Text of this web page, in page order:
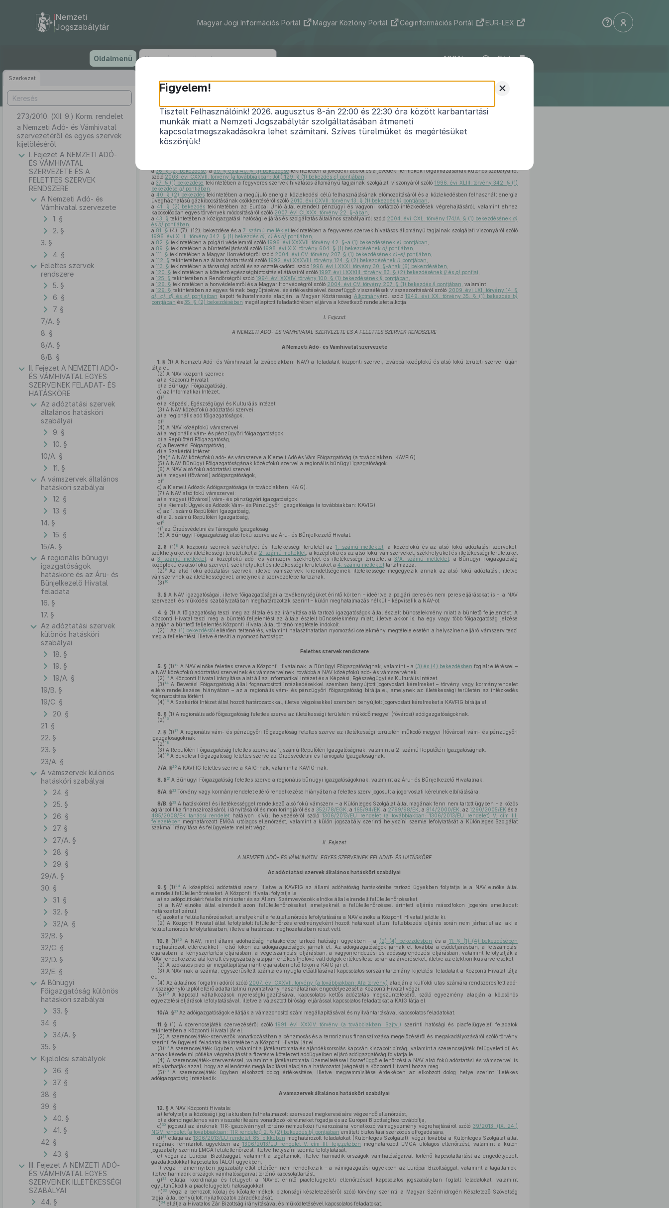
tartalomra
Nemzeti
Jogszabálytár
Magyar Jogi Információs Portál Magyar Közlöny Portál Céginformációs Portál EUR-LEX
Oldalmenü ELI
Szerkezet
273/2010. (XII. 9.) Korm. rendelet
a Nemzeti Adó- és Vámhivatal
szervezetéről és egyes szervek
kijelöléséről
I. Fejezet A NEMZETI ADÓ-
ÉS VÁMHIVATAL
SZERVEZETE ÉS A
FELETTES SZERVEK
RENDSZERE
A Nemzeti Adó- és
Vámhivatal szervezete
1. §
2. §
3. §
4. §
Felettes szervek
rendszere
5. §
6. §
7. §
7/A. §
8. §
8/A. §
8/B. §
II. Fejezet A NEMZETI ADÓ-
ÉS VÁMHIVATAL EGYES
SZERVEINEK FELADAT- ÉS
HATÁSKÖRE
Az adóztatási szervek
általános hatásköri
szabályai
9. §
10. §
10/A. §
11. §
A vámszervek általános
hatásköri szabályai
12. §
13. §
14. §
15. §
15/A. §
A regionális bűnügyi
igazgatóságok
hatásköre és az Áru- és
Bűnjelkezelő Hivatal
feladata
16. §
17. §
Az adóztatási szervek
különös hatásköri
szabályai
18. §
19. §
19/A. §
19/B. §
19/C. §
20. §
21. §
22. §
23. §
23/A. §
A vámszervek különös
hatásköri szabályai
24. §
25. §
26. §
27. §
27/A. §
28. §
29. §
29/A. §
30. §
31. §
32. §
32/A. §
32/B. §
32/C. §
32/D. §
32/E. §
A Bűnügyi
Főigazgatóság különös
hatásköri szabályai
33. §
34. §
34/A. §
35. §
Kijelölési szabályok
36. §
37. §
38. §
39. §
40. §
41. §
42. §
43. §
III. Fejezet A NEMZETI ADÓ-
ÉS VÁMHIVATAL EGYES
SZERVEINEK ILLETÉKESSÉGI
SZABÁLYAI
44. §
273/2010. (XII. 9.) Korm. rendelet
a Nemzeti Adó- és Vámhivatal szervezetéről és egyes szervek kijelöléséről
Hatályos: 2015. 01. 01. – 2015. 12. 31.
a36. § (2) bekezdése, a39. § és a 40. § (1) bekezdésetekintetében a jövedéki adóról és a jövedéki termékek forgalmazásának különös szabályairól
szóló 2003. évi CXXVII. törvény (a továbbiakban: Jöt.) 129. § (1) bekezdés c) pontjában
a37. § (1) bekezdése tekintetében a fegyveres szervek hivatásos állományú tagjainak szolgálati viszonyáról szóló 1996. évi XLIII. törvény 342. § (1)
bekezdése g) pontjában
a 40. § (2) bekezdéstekintetében a megújuló energia közlekedési célú felhasználásának előmozdításáról és a közlekedésben felhasznált energia
üvegházhatású gázkibocsátásának csökkentéséről szóló 2010. évi CXVII. törvény 13. § (1) bekezdés k) pontjában
a 41. § (2) bekezdés tekintetében az Európai Unió által elrendelt pénzügyi és vagyoni korlátozó intézkedések végrehajtásáról, valamint ehhez
kapcsolódóan egyes törvények módosításáról szóló 2007. évi CLXXX. törvény 22. §-ában
a 43. § tekintetében a közigazgatási hatósági eljárás és szolgáltatás általános szabályairól szóló 2004. évi CXL. törvény 174/A. § (1) bekezdéséneka)
és b) pontjában
a 81. § (4), (7), (12), bekezdése és a 7. számú melléklettekintetében a fegyveres szervek hivatásos állományú tagjainak szolgálati viszonyáról szóló
1996. évi XLIII. törvény 342. § (1) bekezdés a), c) és d) pontjában
a 82. § tekintetében a polgári védelemről szóló 1996. évi XXXVII. törvény 42. §-a (1) bekezdésének e) pontjában
a 89. § tekintetében a büntetőeljárásról szóló 1998. évi XIX. törvény 604. § (1) bekezdésének a) pontjában
a 111. § tekintetében a Magyar Honvédségről szóló 2004. évi CV. törvény 207. § (1) bekezdésének c)–e) pontjában
a 112. § tekintetében az államháztartásról szóló 1992. évi XXXVIII. törvény 124. § (2) bekezdésének l) pontjában
a 113. § tekintetében a társasági adóról és az osztalékadóról szóló 1996. évi LXXXI. törvény 30. §-ának (6) bekezdésében
a 120. § tekintetében a kötelező egészségbiztosítás ellátásairól szóló 1997. évi LXXXIII. törvény 83. § (2) bekezdésének j) és p) pontjai
a 125. § tekintetében a Rendőrségről szóló 1994. évi XXXIV. törvény 100. § (1) bekezdésének j) pontjában
a 126. § tekintetében a honvédelemről és a Magyar Honvédségről szóló 2004. évi CV. törvény 207. § (1) bekezdés i) pontjában , valamint
a129. § tekintetében az egyes fémek begyűjtésével és értékesítésével összefüggő visszaélések visszaszorításáról szóló 2009. évi LXI. törvény 14. §
a), c), d) és e) pontjaiban kapott felhatalmazás alapján, a Magyar Köztársaság Alkotmányáról szóló1949. évi XX. törvény 35. § (1) bekezdésb)
pontjában és 35. § (2) bekezdésében megállapított feladatkörében eljárva a következő rendeletet alkotja:
I. Fejezet
A NEMZETI ADÓ- ÉS VÁMHIVATAL SZERVEZETE ÉS A FELETTES SZERVEK RENDSZERE
A Nemzeti Adó- és Vámhivatal szervezete
1. § (1) A Nemzeti Adó- és Vámhivatal (a továbbiakban: NAV) a feladatait központi szervei, továbbá középfokú és alsó fokú területi szervei útján
látja el.
(2) A NAV központi szervei:
a) a Központi Hivatal,
b) a Bűnügyi Főigazgatóság,
c) az Informatikai Intézet,
d) 2
e) a Képzési, Egészségügyi és Kulturális Intézet.
(3) A NAV középfokú adóztatási szervei:
a) a regionális adó főigazgatóságok,
b) 3
(4) A NAV középfokú vámszervei:
a) a regionális vám- és pénzügyőri főigazgatóságok,
b) a Repülőtéri Főigazgatóság,
c) a Bevetési Főigazgatóság,
d) a Szakértői Intézet.
(4a)4A NAV középfokú adó- és vámszerve a Kiemelt Adó és Vám Főigazgatóság (a továbbiakban: KAVFIG).
(5) A NAV Bűnügyi Főigazgatóságának középfokú szervei a regionális bűnügyi igazgatóságok.
(6) A NAV alsó fokú adóztatási szervei:
a) a megyei (fővárosi) adóigazgatóságok,
b)5
c) a Kiemelt Adózók Adóigazgatósága (a továbbiakban: KAIG).
(7) A NAV alsó fokú vámszervei:
a) a megyei (fővárosi) vám- és pénzügyőri igazgatóságok,
b) a Kiemelt Ügyek és Adózók Vám- és Pénzügyőri Igazgatósága (a továbbiakban: KAVIG),
c) az 1. számú Repülőtéri Igazgatóság,
d) a 2. számú Repülőtéri Igazgatóság,
e)6
f)7az Őrzésvédelmi és Támogató Igazgatóság.
(8) A Bűnügyi Főigazgatóság alsó fokú szerve az Áru- és Bűnjelkezelő Hivatal.
2. § (1)8A központi szervek székhelyét és illetékességi területét az1. számú melléklet , a középfokú és az alsó fokú adóztatási szerveket,
székhelyüket és illetékességi területüket a 2. számú melléklet , a középfokú és az alsó fokú vámszerveket, székhelyüket és illetékességi területüket
a 3. számú melléklet , a középfokú adó- és vámszerv székhelyét és illetékességi területét a3/A. számú melléklet, a Bűnügyi Főigazgatóság
középfokú és alsó fokú szerveit, székhelyüket és illetékességi területüket a 4. számú melléklettartalmazza.
(2)9Az alsó fokú adóztatási szervek, illetve vámszervek kirendeltségeinek illetékessége megegyezik annak az alsó fokú adóztatási, illetve
vámszervnek az illetékességével, amelynek a szervezetébe tartoznak.
(3) 10
3. § A NAV igazgatóságai, illetve főigazgatóságai a tevékenységüket érintő körben – ideértve a polgári peres és nem peres eljárásokat is –, a NAV
szervezeti és működési szabályzatában meghatározottak szerint – külön meghatalmazás nélkül – képviselik a NAV-ot.
4. § (1) A főigazgatóság teszi meg az általa és az irányítása alá tartozó igazgatóságok által észlelt bűncselekmény miatt a büntető feljelentést. A
Központi Hivatal teszi meg a büntető feljelentést az általa észlelt bűncselekmény miatt, illetve akkor is, ha egy vagy több főigazgatóság jelzése
alapján a büntető feljelentés Központi Hivatal által történő megtétele indokolt.
(2) 11 Az (1) bekezdéstől eltérően tettenérés, valamint halaszthatatlan nyomozási cselekmény megtétele esetén a helyszínen eljáró vámszerv teszi
meg a feljelentést, illetve értesíti a nyomozó hatóságot.
Felettes szervek rendszere
5. § (1) 12 A NAV elnöke felettes szerve a Központi Hivatalnak, a Bűnügyi Főigazgatóságnak, valamint – a (3) és (4) bekezdésben foglalt eltéréssel –
a NAV középfokú adóztatási szerveinek és vámszerveinek, továbbá a NAV középfokú adó- és vámszervének.
(2) 13A Központi Hivatal irányítása alatt áll az Informatikai Intézet és a Képzési, Egészségügyi és Kulturális Intézet.
(3) 14A Bevetési Főigazgatóság által foganatosított intézkedésekkel szemben benyújtott jogorvoslati kérelmeket – törvény vagy kormányrendelet
eltérő rendelkezése hiányában – az a regionális vám- és pénzügyőri főigazgatóság bírálja el, amelynek az illetékességi területén az intézkedés
foganatosítása történt.
(4) 15A Szakértői Intézet által hozott határozatokkal, illetve végzésekkel szemben benyújtott jogorvoslati kérelmeket a KAVFIG bírálja el.
6. § (1) A regionális adó főigazgatóság felettes szerve az illetékességi területén működő megyei (fővárosi) adóigazgatóságoknak.
(2) 16
7. § (1) 17A regionális vám- és pénzügyőri főigazgatóság felettes szerve az illetékességi területén működő megyei (fővárosi) vám- és pénzügyőri
igazgatóságoknak.
(2) 18
(3) A Repülőtéri Főigazgatóság felettes szerve az 1. számú Repülőtéri Igazgatóságnak, valamint a 2. számú Repülőtéri Igazgatóságnak.
(4) 19A Bevetési Főigazgatóság felettes szerve az Őrzésvédelmi és Támogató Igazgatóságnak.
7/A. §20 A KAVFIG felettes szerve a KAIG-nak, valamint a KAVIG-nak.
8. §21 A Bűnügyi Főigazgatóság felettes szerve a regionális bűnügyi igazgatóságoknak, valamint az Áru- és Bűnjelkezelő Hivatalnak.
8/A. §22 Törvény vagy kormányrendelet eltérő rendelkezése hiányában a felettes szerv jogosult a jogorvoslati kérelmek elbírálására.
8/B. §23 A hatáskörrel és illetékességgel rendelkező alsó fokú vámszerv – a Különleges Szolgálat által magának fenn nem tartott ügyben – a közös
agrárpolitika finanszírozásáról, irányításáról és monitoringjáról és a352/78/EGK , a 165/94/EK , a 2799/98/EK , a 814/2000/EK , az1290/2005/EK és a
485/2008/EK tanácsi rendelet hatályon kívül helyezéséről szóló1306/2013/EU rendelet (a továbbiakban: 1306/2013/EU rendelet) V. cím III.
fejezetében meghatározott EMGA utólagos ellenőrzést, valamint a külön jogszabály szerinti helyszíni szemle lefolytatását a Különleges Szolgálat
szakmai irányítása és felügyelete mellett végzi.
II. Fejezet
A NEMZETI ADÓ- ÉS VÁMHIVATAL EGYES SZERVEINEK FELADAT- ÉS HATÁSKÖRE
Az adóztatási szervek általános hatásköri szabályai
9. § (1) 24 A középfokú adóztatási szerv, illetve a KAVFIG az állami adóhatóság hatáskörébe tartozó ügyekben folytatja le a NAV elnöke által
elrendelt felülellenőrzéseket. A Központi Hivatal folytatja le
a) az adópolitikáért felelős miniszter és az Állami Számvevőszék elnöke által elrendelt felülellenőrzéseket,
b) a NAV elnöke által elrendelt azon felülellenőrzéseket, amelyeknél a felülellenőrzéssel érintett eljárás másodfokon jogerőre emelkedett
határozattal zárult,
c) azokat a felülellenőrzéseket, amelyeknél a felülellenőrzés lefolytatására a NAV elnöke a Központi Hivatalt jelölte ki.
(2) A Központi Hivatal által lefolytatott felülellenőrzés eredményeként hozott határozat elleni fellebbezési eljárás során nem járhat el az, aki a
felülellenőrzés lefolytatásában, illetve a határozat meghozatalában részt vett.
10. § (1) 25 A NAV, mint állami adóhatóság hatáskörébe tartozó hatósági ügyekben – a (2)–(4) bekezdésben és a 11. § (1)–(4) bekezdésében
meghatározott eltérésekkel – első fokon az adóigazgatóságok járnak el. Az adóigazgatóságok járnak el továbbá a csődeljárásban, a felszámolási
eljárásban, a kényszertörlési eljárásban, a végelszámolási eljárásban, a vagyonrendezési és adósságrendezési eljárásban, valamint lefolytatják a
NAV rendelkezése alá került és jogszabály alapján értékesíthetővé vált dolgok értékesítése során az árveréseket, illetve az elektronikus árveréseket.
(2) A szokásos piaci ár megállapítása iránti eljárásban első fokon a KAIG jár el.
(3) A NAV-nak a számla, egyszerűsített számla és nyugta előállításával kapcsolatos sorszámtartomány kijelölési feladatait a Központi Hivatal látja
el.
(4) Az általános forgalmi adóról szóló 2007. évi CXXVII. törvény (a továbbiakban: Áfa törvény) alapján a külföldi utas számára rendszeresített adó-
visszaigénylő laptól eltérő adattartalmú nyomtatvány használatának engedélyezését a Központi Hivatal végzi.
(5) 26A kapcsolt vállalkozások nyereségkiigazításával kapcsolatos kettős adóztatás megszüntetéséről szóló egyezmény alapján a kölcsönös
egyeztetési eljárások lefolytatásával, illetve a választott bírósági eljárással kapcsolatos feladatokat a KAIG látja el.
10/A. §27 Az adóigazgatóságok ellátják a vámazonosító szám megállapításával és nyilvántartásával kapcsolatos feladatokat.
11. § (1) A szerencsejáték szervezéséről szóló1991. évi XXXIV. törvény (a továbbiakban: Szjtv.)
szerinti hatósági és piacfelügyeleti feladatok
tekintetében a Központi Hivatal jár el.
(2) A szerencsejáték-szervezők vonatkozásában a pénzmosás és a terrorizmus finanszírozása megelőzéséről és megakadályozásáról szóló törvény
szerinti felügyeleti feladatok tekintetében a Központi Hivatal jár el.
(3) 28A szerencsejáték ügyben, valamint a játékautomata és ajándéksorsolás kapcsán kiszabott bírság, valamint a szerencsejáték felügyeleti díj és
annak késedelmi pótléka végrehajtását a fizetésre kötelezett adóügyeiben eljáró adóigazgatóság folytatja le.
(4) A szerencsejáték-szervezéssel, valamint a játékautomata üzemeltetéssel összefüggő ellenőrzést a NAV alsó fokú adóztatási és vámszervei is
lefolytathatják azzal, hogy az ellenőrzés megállapításai alapján a határozatot (végzést) a Központi Hivatal hozza meg.
(5) 29A szerencsejáték ügyben elkobzott dolog értékesítése, illetve megsemmisítése érdekében az elkobzott dolog helye szerint illetékes
adóigazgatóság intézkedik.
A vámszervek általános hatásköri szabályai
12. § A NAV Központi Hivatala:
a) lefolytatja a közösségi jogi aktusban felhatalmazott szervezet megkeresésére végzendő ellenőrzést,
b) a dömpingellenes vám visszatérítésére vonatkozó kérelmeket fogadja és az Európai Bizottsághoz továbbítja,
c) 30jogosult az áruknak TIR-igazolvánnyal történő nemzetközi fuvarozására vonatkozó vámegyezmény végrehajtásáról szóló 39/2013. (IX. 24.)
NGM rendelet (a továbbiakban: TIR rendelet) 2. § (2) bekezdés b) pontjában említett biztosítási szerződés elfogadására,
d) 31 ellátja az1306/2013/EU rendelet 85. cikkében meghatározott feladatokat (Különleges Szolgálat), végzi továbbá a Különleges Szolgálat által
magának fenntartott ügyekben az 1306/2013/EU rendelet V. cím III. fejezetében meghatározott EMGA utólagos ellenőrzést, valamint a külön
jogszabály szerinti EMGA felülellenőrzést, illetve helyszíni szemle lefolytatását,
e) végzi az Európai Bizottsággal, valamint a tagállamok, illetve harmadik országok vámhatóságaival történő kapcsolattartást az engedélyezett
gazdálkodókkal kapcsolatos (AEO) ügyekben,
f) végzi – amennyiben jogszabály ettől eltérően nem rendelkezik – a vámigazgatási ügyekben az Európai Bizottsággal, valamint a tagállamok,
illetve harmadik országok vámhatóságaival történő kapcsolattartást,
g) 32
ellátja, koordinálja és felügyeli a NAV-ot érintő piacfelügyeleti ellenőrzéssel kapcsolatos jogszabályban foglalt feladatokat, valamint
együttműködik a piacfelügyeleti hatóságokkal.
h) 33végzi a behozott kőolaj és kőolajtermékek biztonsági készletezéséről szóló törvény szerinti, a Magyar Szénhidrogén Készletező Szövetség
tagjai által benyújtott nyilatkozatok záradékolását,
i) 34ellátja a Hivatalos Zár Bizottság irányításával és működtetésével kapcsolatos feladatokat.
+
Figyelem!
Tisztelt Felhasználóink! 2026. augusztus 8-án 22:00 és 22:30 óra között karbantartási
munkák miatt a Nemzeti Jogszabálytár szolgáltatásában átmeneti
kapcsolatmegszakadásokra lehet számítani. Szíves türelmüket és megértésüket
köszönjük!